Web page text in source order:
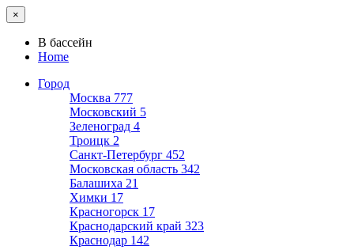
×
В бассейн
Home
Город
Москва 777
Московский 5
Зеленоград 4
Троицк 2
Санкт-Петербург 452
Московская область 342
Балашиха 21
Химки 17
Красногорск 17
Краснодарский край 323
Краснодар 142